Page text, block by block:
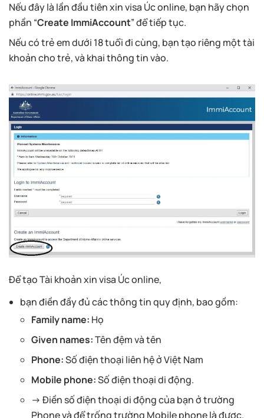
Nếu đây là lần đầu tiên xin visa Úc online, bạn hãy chọn
phần “Create ImmiAccount” để tiếp tục.
Nếu có trẻ em dưới 18 tuổi đi cùng, bạn tạo riêng một tài
khoản cho trẻ, và khai thông tin vào.
Để tạo Tài khoản xin visa Úc online,
bạn điền đầy đủ các thông tin quy định, bao gồm:
Family name: Họ
Given names:Tên đệm và tên
Phone:Số điện thoại liên hệ ở Việt Nam
Mobile phone:Số điện thoại di động.
→ Điền số điện thoại di động của bạn ở trường
Phone và để trống trường Mobile phone là được.